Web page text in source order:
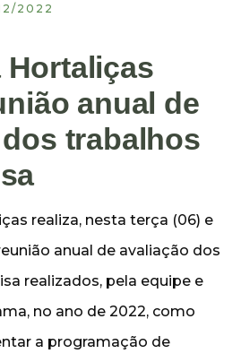
2022
Hortaliças
anual de
trabalhos
realiza, nesta terça (06) e
anual de avaliação dos
realizados, pela equipe e
no ano de 2022, como
a programação de